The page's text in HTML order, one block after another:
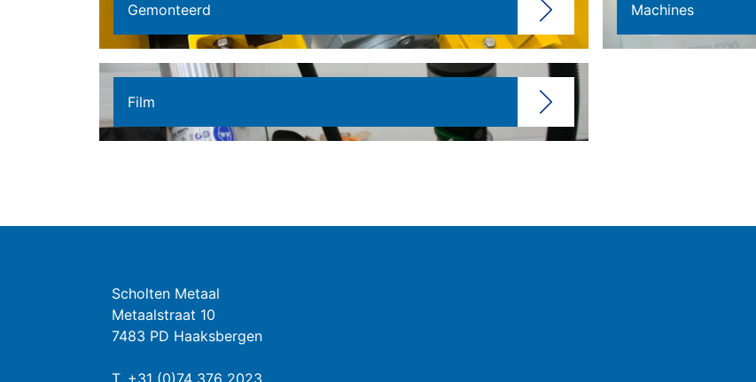
Gemonteerd Machines
Film
Scholten Metaal
Metaalstraat 10
7483 PD Haaksbergen
T. +31 (0)74 376 2023